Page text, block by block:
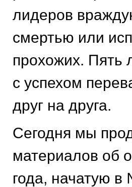
лидеров
смертью или
прохожих. Пять
с успехом
друг на друга.
Сегодня мы
материалов об
года, начатую